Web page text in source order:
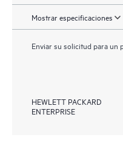
Mostrar especificaciones
Enviar su solicitud para un
HEWLETT PACKARD
ENTERPRISE